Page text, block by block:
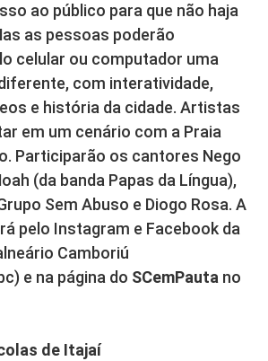
ao público para que não haja
as pessoas poderão
celular ou computador uma
com interatividade,
e história da cidade. Artistas
em um cenário com a Praia
Participarão os cantores Nego
(da banda Papas da Língua),
Sem Abuso e Diogo Rosa. A
pelo Instagram e Facebook da
Camboriú
e na página do SCemPauta no
de Itajaí